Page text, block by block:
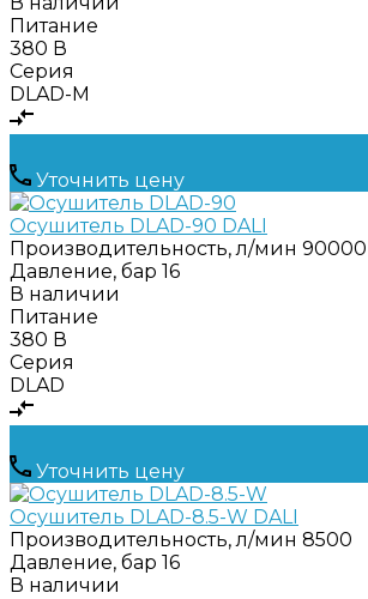
Питание
380 В
Серия
DLAD-M
Уточнить цену
Осушитель DLAD-90 DALI
Производительность, л/мин 90000
Давление, бар 16
В наличии
Питание
380 В
Серия
DLAD
Уточнить цену
Осушитель DLAD-8.5-W DALI
Производительность, л/мин 8500
Давление, бар 16
В наличии